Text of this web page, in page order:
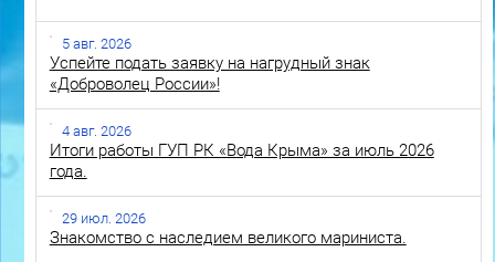
5 авг. 2026
Успейте подать заявку на нагрудный знак
«Доброволец России»!
4 авг. 2026
Итоги работы ГУП РК «Вода Крыма» за июль 2026
года.
29 июл. 2026
Знакомство с наследием великого мариниста.